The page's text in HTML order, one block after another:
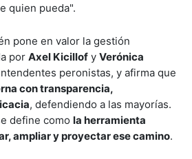
quien pueda".
pone en valor la gestión
por Axel Kicillof y Verónica
peronistas, y afirma que
con transparencia,
, defendiendo a las mayorías.
define como la herramienta
ampliar y proyectar ese camino.